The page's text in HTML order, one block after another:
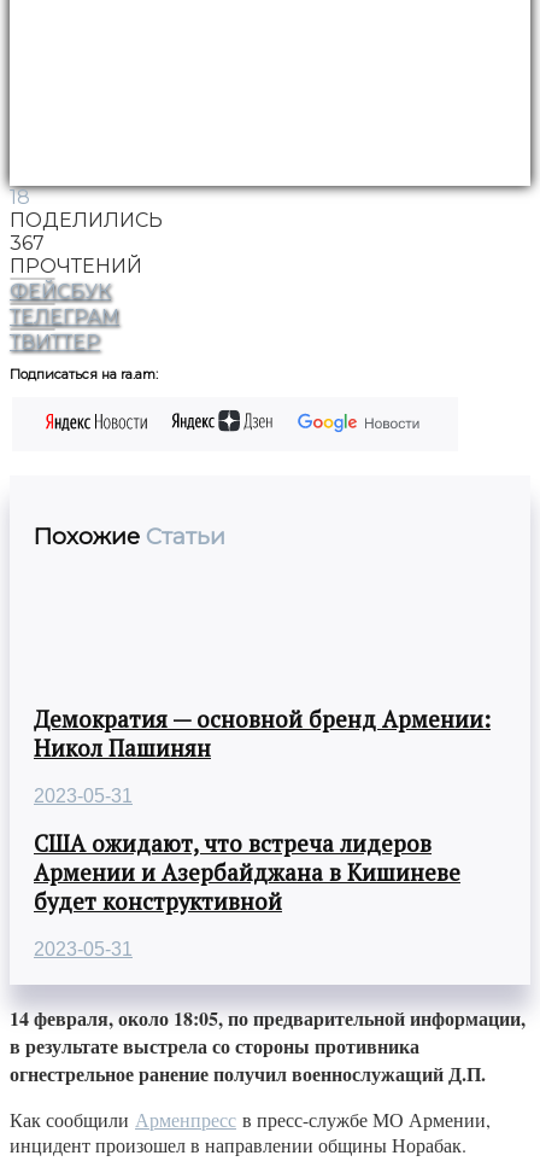
18
ПОДЕЛИЛИСЬ
367
ПРОЧТЕНИЙ
ФЕЙСБУК
ТЕЛЕГРАМ
ТВИТТЕР
Подписаться на ra.am:
Похожие Статьи
Демократия — основной бренд Армении:
Никол Пашинян
2023-05-31
США ожидают, что встреча лидеров
Армении и Азербайджана в Кишиневе
будет конструктивной
2023-05-31
14 февраля, около 18:05, по предварительной информации,
в результате выстрела со стороны противника
огнестрельное ранение получил военнослужащий Д.П.
Как сообщили Арменпресс в пресс-службе МО Армении,
инцидент произошел в направлении общины Норабак.